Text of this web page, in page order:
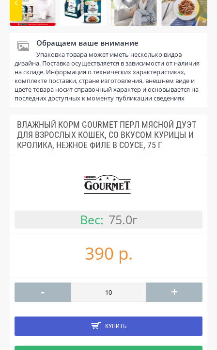
Обращаем ваше внимание
Упаковка товара может иметь несколько видов
дизайна. Поставка осуществляется в зависимости от наличия
на складе. Информация о технических характеристиках,
комплекте поставки, стране изготовления, внешнем виде и
цвете товара носит справочный характер и основывается на
последних доступных к моменту публикации сведениях
ВЛАЖНЫЙ КОРМ GOURMET ПЕРЛ МЯСНОЙ ДУЭТ
ДЛЯ ВЗРОСЛЫХ КОШЕК, СО ВКУСОМ КУРИЦЫ И
КРОЛИКА, НЕЖНОЕ ФИЛЕ В СОУСЕ, 75 Г
Вес: 75.0г
390 р.
- +
КУПИТЬ